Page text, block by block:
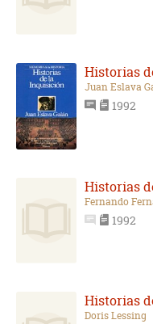
Historias
Juan Eslava
1992
Historias
Fernando
1992
Historias
Doris Lessing